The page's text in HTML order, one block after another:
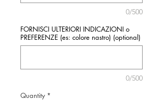
0/500
FORNISCI ULTERIORI INDICAZIONI o
PREFERENZE (es: colore nastro) (optional)
0/500
Quantity *